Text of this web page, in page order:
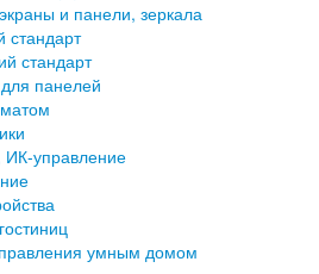
и панели, зеркала
стандарт
стандарт
панелей
ИК-управление
умным домом